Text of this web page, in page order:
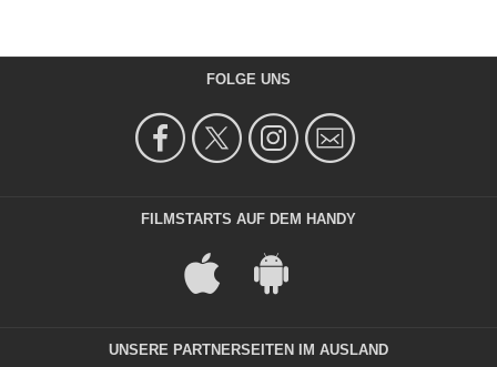
FOLGE UNS
FILMSTARTS AUF DEM HANDY
UNSERE PARTNERSEITEN IM AUSLAND